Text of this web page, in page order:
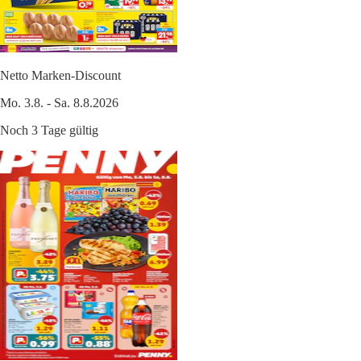
Netto Marken-Discount
Mo. 3.8. - Sa. 8.8.2026
Noch 3 Tage gültig